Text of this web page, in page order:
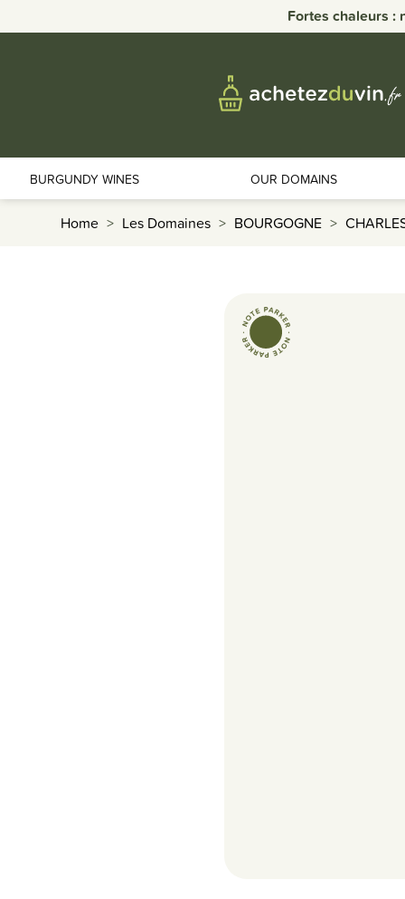
Fortes chaleurs :
BURGUNDY WINES OUR DOMAINS
Home Les Domaines BOURGOGNE
favorite_border